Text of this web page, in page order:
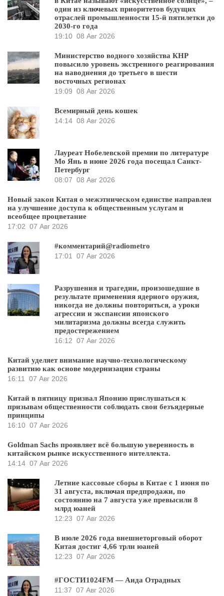
один из ключевых приоритетов будущих
отраслей промышленности 15-й пятилетки до
2030-го года
19:10 08 Авг 2026
Министерство водного хозяйства КНР
повысило уровень экстренного реагирования
на наводнения до третьего в шести
восточных регионах
19:09 08 Авг 2026
Всемирный день кошек
14:14 08 Авг 2026
Лауреат Нобелевской премии по литературе
Мо Янь в июне 2026 года посещал Санкт-
Петербург
08:07 08 Авг 2026
Новый закон Китая о межэтническом единстве направлен
на улучшение доступа к общественным услугам и
всеобщее процветание
17:02 07 Авг 2026
#комментарий@radiometro
17:01 07 Авг 2026
Разрушения и трагедии, произошедшие в
результате применения ядерного оружия,
никогда не должны повториться, а уроки
агрессии и экспансии японского
милитаризма должны всегда служить
предостережением
16:12 07 Авг 2026
Китай уделяет внимание научно-технологическому
развитию как основе модернизации страны
16:11 07 Авг 2026
Китай в пятницу призвал Японию прислушаться к
призывам общественности соблюдать свои безъядерные
принципы
16:10 07 Авг 2026
Goldman Sachs проявляет всё большую уверенность в
китайском рынке искусственного интеллекта.
14:14 07 Авг 2026
Летние кассовые сборы в Китае с 1 июня по
31 августа, включая предпродажи, по
состоянию на 7 августа уже превысили 8
млрд юаней
12:23 07 Авг 2026
В июле 2026 года внешнеторговый оборот
Китая достиг 4,66 трлн юаней
12:23 07 Авг 2026
#ГОСТИ1024FM — Аида Отрадных
11:37 07 Авг 2026